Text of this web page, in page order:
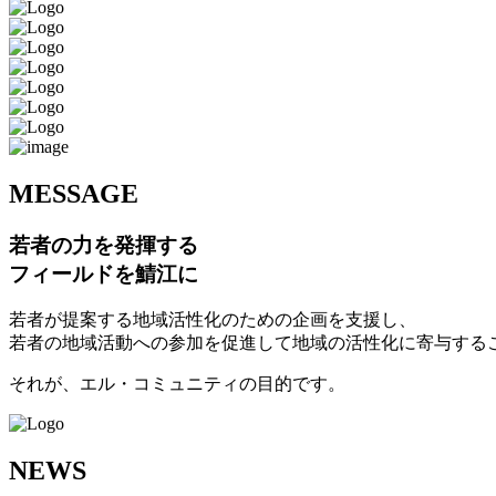
MESSAGE
若者の力を発揮する
フィールドを鯖江に
若者が提案する地域活性化のための企画を支援し、
若者の地域活動への参加を促進して地域の活性化に寄与する
それが、エル・コミュニティの目的です。
NEWS